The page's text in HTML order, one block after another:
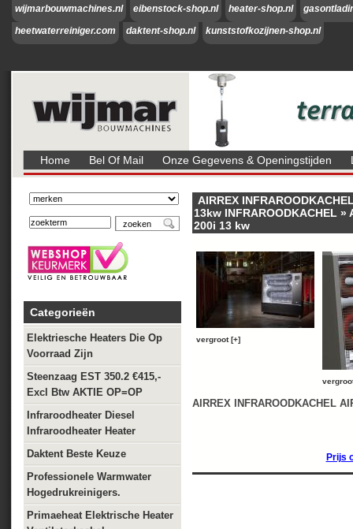
wijmarbouwmachines.nl eibenstock-shop.nl heater-shop.nl
heetwaterreiniger.com
daktent-shop.nl kunststofkozijnen-shop.nl
Home Bel Of Mail Onze Gegevens & Openingstijden
Categorieën
Elektriesche Heaters Die Op
Voorraad Zijn
Steenzaag EST 350.2 €415,-
Excl Btw AKTIE OP=OP
Infraroodheater Diesel
Infraroodheater Heater
Daktent Beste Keuze
Professionele Warmwater
Hogedrukreinigers.
Primaeheat Elektrische Heater
AIRREX
13kw INFRAROODKACHEL »
200i 13 kw
vergroot [+]
AIRREX INFRAROODKACHEL
Prijs